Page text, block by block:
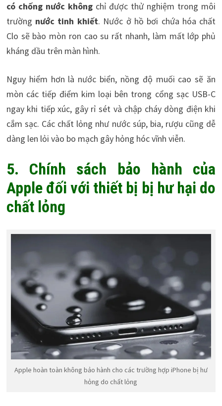
có chống nước khôngchỉ được thử nghiệm trong môi
trường nước tinh khiết. Nước ở hồ bơi chứa hóa chất
Clo sẽ bào mòn ron cao su rất nhanh, làm mất lớp phủ
kháng dầu trên màn hình.
Nguy hiểm hơn là nước biển, nồng độ muối cao sẽ ăn
mòn các tiếp điểm kim loại bên trong cổng sạc USB-C
ngay khi tiếp xúc, gây rỉ sét và chập cháy dòng điện khi
cắm sạc. Các chất lỏng như nước súp, bia, rượu cũng dễ
dàng len lỏi vào bo mạch gây hỏng hóc vĩnh viễn.
5. Chính sách bảo hành của
Apple đối với thiết bị bị hư hại do
chất lỏng
Apple hoàn toàn không bảo hành cho các trường hợp iPhone bị hư
hỏng do chất lỏng